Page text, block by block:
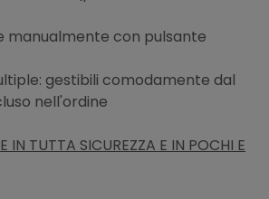
manualmente con pulsante
gestibili comodamente dal
nell'ordine
IN TUTTA SICUREZZA E IN POCHI E